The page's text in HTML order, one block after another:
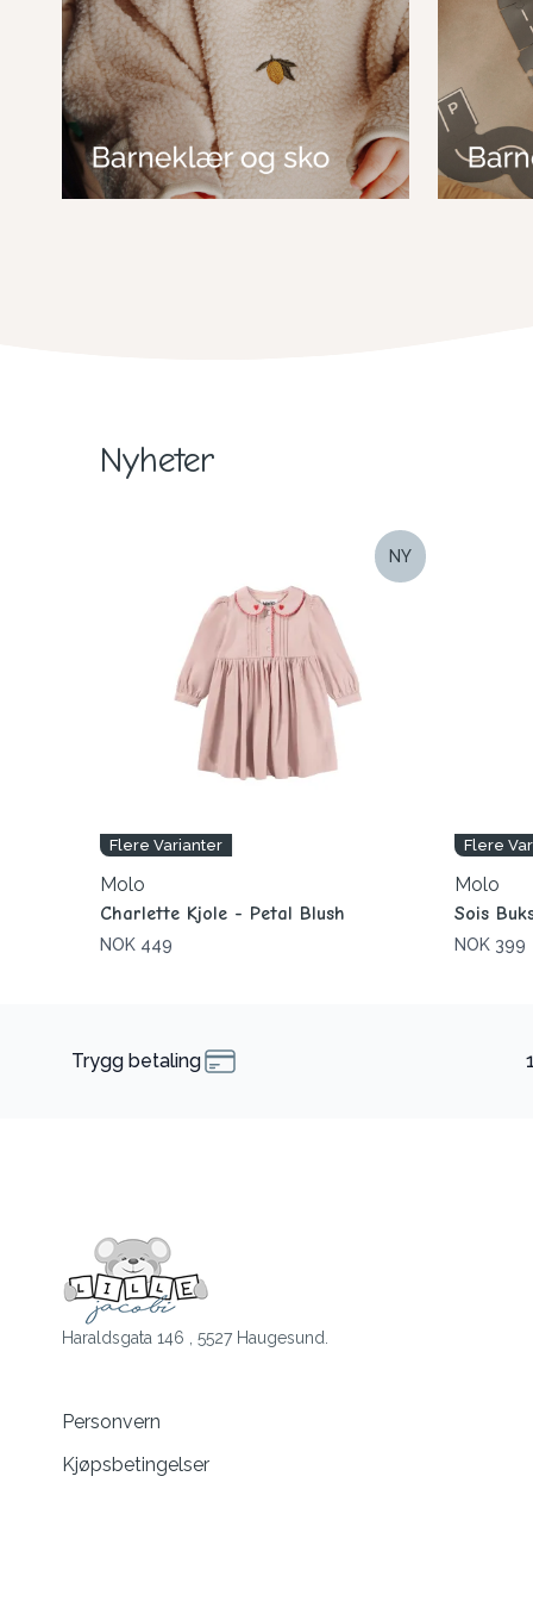
Nyheter
NY
Flere Varianter
Molo
Charlette Kjole - Petal Blush
NOK 449
Flere
Molo
Sois
NOK 399
Trygg betaling
Haraldsgata 146 , 5527 Haugesund.
Personvern
Kjøpsbetingelser